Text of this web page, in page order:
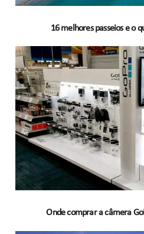
16 melhores passeios e o
Onde comprar a câmera